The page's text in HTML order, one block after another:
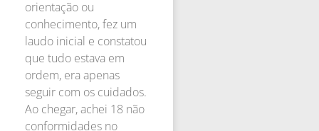
orientação ou
conhecimento, fez um
laudo inicial e constatou
que tudo estava em
ordem, era apenas
seguir com os cuidados.
Ao chegar, achei 18 não
conformidades no